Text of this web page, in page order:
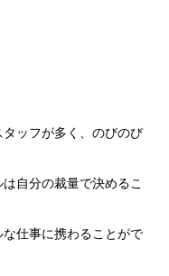
ッフが多く、のびのび
自分の裁量で決めるこ
仕事に携わることがで